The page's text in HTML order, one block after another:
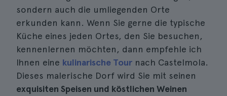
sondern auch die umliegenden Orte
erkunden kann. Wenn Sie gerne die typische
Küche eines jeden Ortes, den Sie besuchen,
kennenlernen möchten, dann empfehle ich
Ihnen eine kulinarische Tour nach Castelmola.
Dieses malerische Dorf wird Sie mit seinen
exquisiten Speisen und köstlichen Weinen